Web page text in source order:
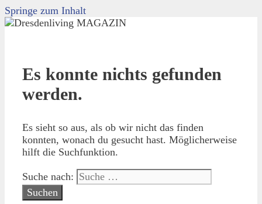
Springe zum Inhalt
Es konnte nichts gefunden
werden.
Es sieht so aus, als ob wir nicht das finden
konnten, wonach du gesucht hast. Möglicherweise
hilft die Suchfunktion.
Suche nach: